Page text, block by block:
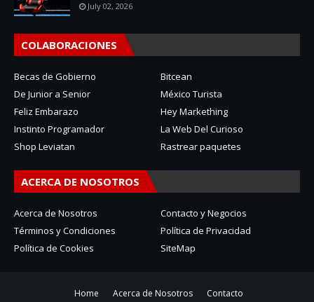
July 02, 2026
COLABORACIONES
Becas de Gobierno
Bitcean
De Junior a Senior
México Turista
Feliz Embarazo
Hey Markething
Instinto Programador
La Web Del Curioso
Shop Leviatan
Rastrear paquetes
ACERCA DE NOSOTROS
Acerca de Nosotros
Contacto y Negocios
Términos y Condiciones
Política de Privacidad
Política de Cookies
SiteMap
Home Acerca de Nosotros Contacto